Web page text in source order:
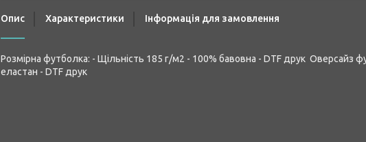
Опис Характеристики Інформація для замовлення
Розмірна футболка: - Щільність 185 г/м2 - 100% бавовна - DTF друк Оверсайз
еластан - DTF друк